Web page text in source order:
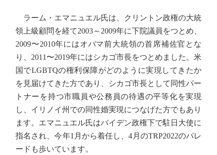
ラーム・エマニュエル氏は、クリントン政権の大統
領上級顧問を経て2003～2009年に下院議員をつとめ、
2009〜2010年にはオバマ前大統領の首席補佐官とな
り、2011〜2019年にはシカゴ市長をつとめました。米
国でLGBTQの権利保障がどのように実現してきたか
を見届けてきた方であり、シカゴ市長として同性パー
トナーを持つ市職員や公務員の待遇の平等化を実現
し、イリノイ州での同性婚実現につなげた方でもあり
ます。エマニュエル氏はバイデン政権下で駐日大使に
指名され、今年1月から着任し、4月のTRP2022のパレ
ードも歩いています。